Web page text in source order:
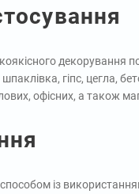
декорування
гіпс, цегла,
офісних, а також
із